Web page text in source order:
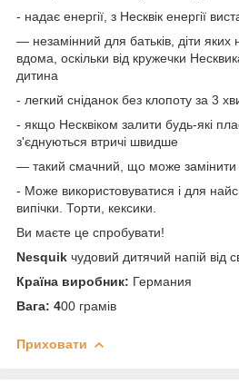
- надає енергії, з Несквік енергії
— незамінний для батьків, діти яких
вдома, оскільки від кружечки
дитина
- легкий сніданок без клопоту за 3
- якщо Несквіком залити будь-які
з'єднуються втричі швидше
— такий смачний, що може замінити
- Може використовуватися і для
випічки. Торти, кексики.
Ви маєте це спробувати!
Nesquik чудовий дитячий напій від
Країна виробник: Германия
Вага: 400 грамів
Приховати